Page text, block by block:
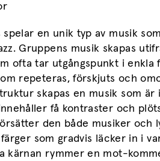
spelar en unik typ av musik
Gruppens musik skapas
ofta tar utgångspunkt i enkla
repeteras, förskjuts och
skapas en musik som är
få kontraster och
den både musiker och
som gradvis läcker in i
kärnan rymmer en mot-